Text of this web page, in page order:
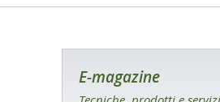
E-magazine